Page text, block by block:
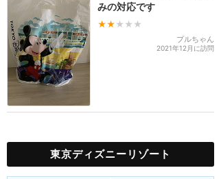
みの対応です
★★ ★★★
プルちゃん
2021年12月に訪問
東京ディズニーリゾート